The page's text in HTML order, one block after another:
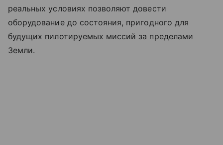
реальных условиях позволяют довести
оборудование до состояния, пригодного для
будущих пилотируемых миссий за пределами
Земли.